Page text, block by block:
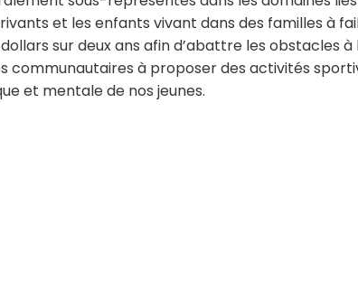
et les enfants vivant dans des familles à
sur deux ans afin d’abattre les obstacles
communautaires à proposer des activités
et mentale de nos jeunes.